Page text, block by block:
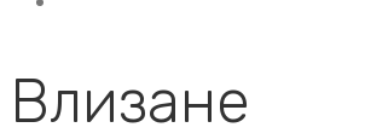
Влизане